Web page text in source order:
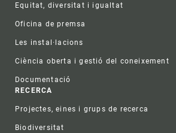
Equitat, diversitat i igualtat
Oficina de premsa
Les instal·lacions
Ciència oberta i gestió del coneixement
Documentació
RECERCA
Projectes, eines i grups de recerca
Biodiversitat